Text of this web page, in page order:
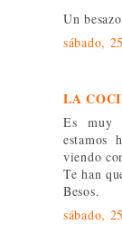
Un
sábado,
LA
Es muy
estamos
viendo
Te han
Besos.
sábado,